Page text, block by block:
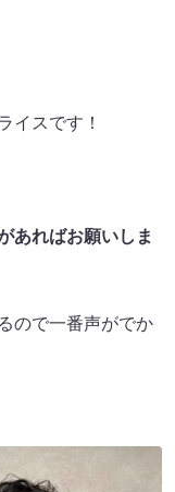
スです！
あればお願いしま
ので一番声がでか